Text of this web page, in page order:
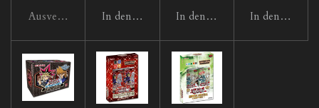
Ausverkauft In den WarenkorbIn den WarenkorbIn den